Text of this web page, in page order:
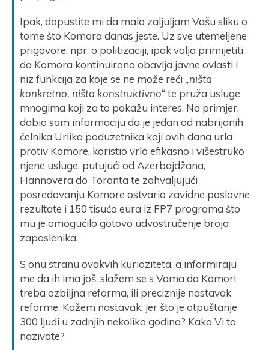
Ipak, dopustite mi da malo zaljuljam Vašu sliku o
tome što Komora danas jeste. Uz sve utemeljene
prigovore, npr. o politizaciji, ipak valja primijetiti
da Komora kontinuirano obavlja javne ovlasti i
niz funkcija za koje se ne može reći „ništa
konkretno, ništa konstruktivno“te pruža usluge
mnogima koji za to pokažu interes. Na primjer,
dobio sam informaciju da je jedan od nabrijanih
čelnika Urlika poduzetnika koji ovih dana urla
protiv Komore, koristio vrlo efikasno i višestruko
njene usluge, putujući od Azerbajdžana,
Hannovera do Toronta te zahvaljujući
posredovanju Komore ostvario zavidne poslovne
rezultate i 150 tisuća eura iz FP7 programa što
mu je omogućilo gotovo udvostručenje broja
zaposlenika.
S onu stranu ovakvih kurioziteta, a informiraju
me da ih ima još, slažem se s Vama da Komori
treba ozbiljna reforma, ili preciznije nastavak
reforme. Kažem nastavak, jer što je otpuštanje
300 ljudi u zadnjih nekoliko godina? Kako Vi to
nazivate?